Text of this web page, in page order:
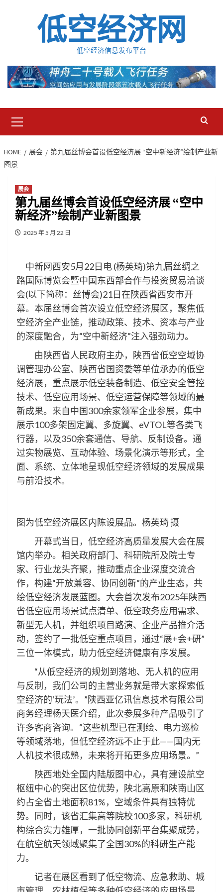
低空经济网
低空经济信息发布平台
Menu
HOME 展会
第九届丝博会首设低空经济展 “空中新经济”绘制产业新
图景
展会
第九届丝博会首设低空经济展 “空中
新经济”绘制产业新图景
2025 年 5 月 22 日
中新网西安5月22日电 (杨英琦)第九届丝绸之
路国际博览会暨中国东西部合作与投资贸易洽谈
会(以下简称：丝博会)21日在陕西省西安市开
幕。本届丝博会首次设立低空经济展区，聚焦低
空经济全产业链，推动政策、技术、资本与产业
的深度融合，为“空中新经济”注入强劲动力。
由陕西省人民政府主办，陕西省低空空域协
调管理办公室、陕西省国资委等单位承办的低空
经济展，重点展示低空装备制造、低空安全管控
技术、低空应用场景、低空运营保障等领域的最
新成果。来自中国300余家领军企业参展，集中
展示100多架固定翼、多旋翼、eVTOL等各类飞
行器，以及350余套通信、导航、反制设备。通
过实物展览、互动体验、场景化演示等形式，全
面、系统、立体地呈现低空经济领域的发展成果
与前沿技术。
图为低空经济展区内陈设展品。杨英琦 摄
开幕式当日，低空经济高质量发展大会在展
馆内举办。相关政府部门、科研院所及院士专
家、行业龙头齐聚，推动重点企业深度交流合
作，构建“开放兼容、协同创新”的产业生态，共
绘低空经济发展蓝图。大会首次发布2025年陕西
省低空应用场景试点清单、低空政务应用需求、
新型无人机，并组织项目路演、企业产品推介活
动，签约了一批低空重点项目，通过“展+会+研”
三位一体模式，助力低空经济健康有序发展。
“从低空经济的规划到落地、无人机的应用
与反制，我们公司的主营业务就是带大家探索低
空经济的‘玩法’。”陕西亚亿讯信息技术有限公司
商务经理杨天医介绍，此次参展多种产品吸引了
许多客商咨询。“这些机型已在测绘、电力巡检
等领域落地，但低空经济远不止于此——国内无
人机技术很成熟，未来将开拓更多应用场景。”
陕西地处全国内陆版图中心，具有建设航空
枢纽中心的突出区位优势，陕北高原和陕南山区
约占全省土地面积81%，空域条件具有独特优
势。同时，该省汇集高等院校100多家，科研机
构综合实力雄厚，一批协同创新平台集聚成势，
在航空航天领域聚集了全国30%的科研生产能
力。
记者在展区看到了低空物流、应急救助、城